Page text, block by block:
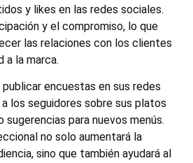
y likes en las redes sociales.
y el compromiso, lo que
las relaciones con los clientes
a la marca.
encuestas en sus redes
los seguidores sobre sus platos
para nuevos menús.
no solo aumentará la
sino que también ayudará al